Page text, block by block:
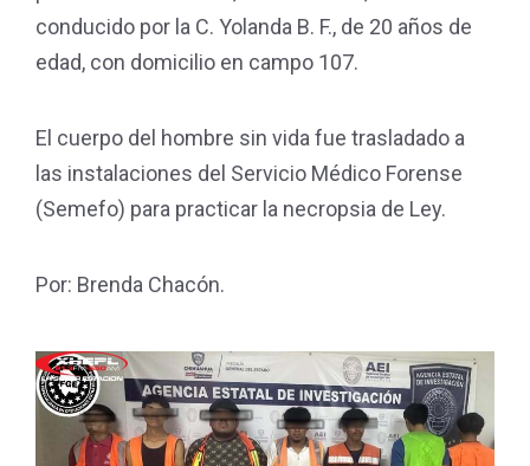
conducido por la C. Yolanda B. F., de 20 años de
edad, con domicilio en campo 107.
El cuerpo del hombre sin vida fue trasladado a
las instalaciones del Servicio Médico Forense
(Semefo) para practicar la necropsia de Ley.
Por: Brenda Chacón.